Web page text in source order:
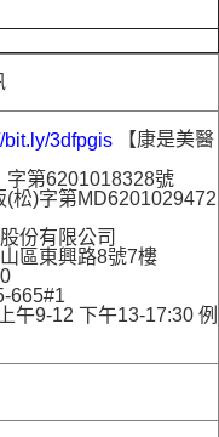
bit.ly/3dfpgis 【康是美醫
字第6201018328號
松)字第MD6201029472
份有限公司
區東興路8號7樓
665#1
午9-12 下午13-17:30 例